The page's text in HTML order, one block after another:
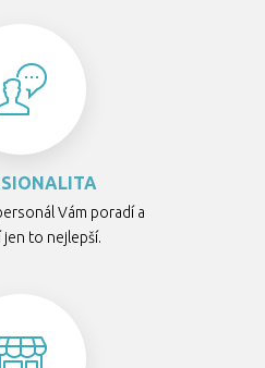
Vám poradí a
to nejlepší.